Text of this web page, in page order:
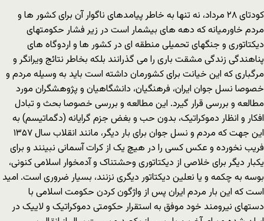
کودتای ۲۸ مرداد، نه تنها به خاطر پیامدهای ناگوار آن برای کشور ها و
مردم خاورمیانه که دهه های بیشمار است در زیر فشار حکومتهای
دیکتاتوری و جنگهای تحمیلی منطقه ای در کشور ها و اردوگاه های
پناهندگی زندگی مشقت باری را می گذرانند بلکه بخاطر نتائج ویرانگر و
مرگباری که این خیانت برای کشورمان داشته است باید به وسیله مردم و
خصوصا نسل جوان ایران، فرهنگیان، دانشگاهیان و پژوهشگران مورد
مطالعه و بررسی قرار گیرد. این مطالعه و بررسی خصوصا بحث و تبادل
افکار و انظار دموکراتیک، بدون حب و بغض جزم گرایانه (دگماتیسم) به
این جهت که مردم و نسل جوان برای بار دیگر، مانند انقلاب سال ۱۳۵۷
فریب نخورده و عکس کسی را در هیچ یک از کرات آسمانی نبینند و برای
یکبار دیگر برای خلاصی از دیکتاتوری وحشتناک و آدمخوار اسلامی کنونی،
بوسه به چکمه و یا نعلین دیکتاتور دیگری نزنند، بسیار ضروری است. امید
است که این بار مردم ایران پس از واژگون کردن حکومت اسلامی با
دستهای نیرومند خود موفق به استقرار حکومتی دموکراتیک و لاییک در